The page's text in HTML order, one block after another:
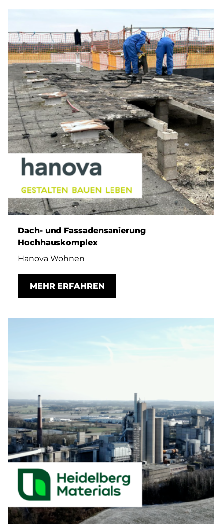
Dach- und Fassadensanierung
Hochhauskomplex
Hanova Wohnen
MEHR ERFAHREN